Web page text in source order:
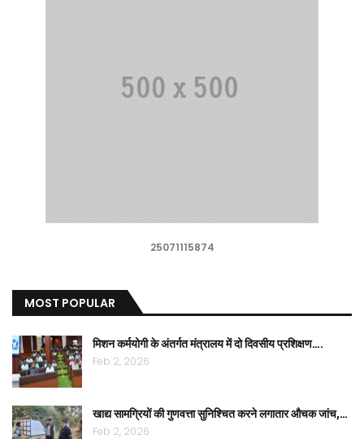
25071115874
MOST POPULAR
मिशन कर्मयोगी के अंतर्गत मंत्रालय में दो दिवसीय प्रशिक्षण….
Feb 2, 2026
खाद्य सामग्रियों की गुणवत्ता सुनिश्चित करने लगातार औचक जांच,…
Feb 2, 2026